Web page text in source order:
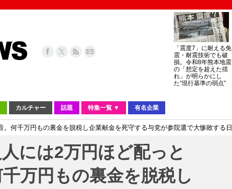
「震度7」に耐える免
震・耐震技術でも破
損。令和8年熊本地震
の「想定を超えた揺
れ」が明らかにし
た“現行基準の弱点”
カルチャー 話題 特集一覧 ▼ 有名企業
何千万円もの裏金を脱税し企業献金を死守する与党が参院選で大惨敗する日
には2万円ほど配っと
万円もの裏金を脱税し